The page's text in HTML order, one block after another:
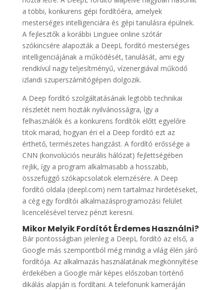
a többi, konkurens gépi fordítóéra, amelyek
mesterséges intelligenciára és gépi tanulásra épülnek.
A fejlesztők a korábbi Linguee online szótár
szókincsére alapozták a DeepL fordító mesterséges
intelligenciájának a működését, tanulását, ami egy
rendkívül nagy teljesítményű, vízenergiával működő
izlandi szuperszámítógépen dolgozik.
A Deep fordító szolgáltatásának legtöbb technikai
részletét nem hozták nyilvánosságra, így a
felhasználók és a konkurens fordítók előtt egyelőre
titok marad, hogyan éri el a Deep fordító ezt az
érthető, természetes hangzást. A fordító erőssége a
CNN (konvolúciós neurális hálózat) fejlettségében
rejlik, így a program alkalmasabb a hosszabb,
összefüggő szókapcsolatok elemzésére. A Deep
fordító oldala (deepl.com) nem tartalmaz hirdetéseket,
a cég egy fordítói alkalmazásprogramozási felület
licencelésével tervez pénzt keresni.
Mikor Melyik Fordítót Érdemes Használni?
Bár pontosságban jelenleg a DeepL fordító az első, a
Google más szempontból még mindig a világ élén járó
fordítója. Az alkalmazás használatának megkönnyítése
érdekében a Google már képes előszoban történő
dikálás alapján is fordítani. A telefonunk kameráján